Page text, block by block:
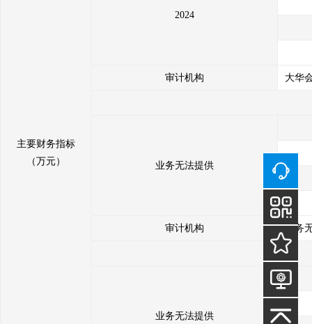
主要财务指标
（万元）
2024
审计机构 大华
业务无法提供
审计机构 业务
业务无法提供